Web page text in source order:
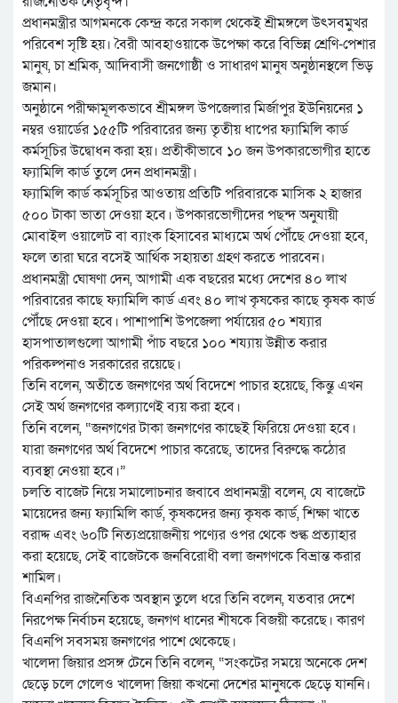
প্রধানমন্ত্রীর আগমনকে কেন্দ্র করে সকাল থেকেই শ্রীমঙ্গলে উৎসবমুখর
পরিবেশ সৃষ্টি হয়। বৈরী আবহাওয়াকে উপেক্ষা করে বিভিন্ন শ্রেণি-পেশার
মানুষ, চা শ্রমিক, আদিবাসী জনগোষ্ঠী ও সাধারণ মানুষ অনুষ্ঠানস্থলে ভিড়
জমান।
অনুষ্ঠানে পরীক্ষামূলকভাবে শ্রীমঙ্গল উপজেলার মির্জাপুর ইউনিয়নের ১
নম্বর ওয়ার্ডের ১৫৫টি পরিবারের জন্য তৃতীয় ধাপের ফ্যামিলি কার্ড
কর্মসূচির উদ্বোধন করা হয়। প্রতীকীভাবে ১০ জন উপকারভোগীর হাতে
ফ্যামিলি কার্ড তুলে দেন প্রধানমন্ত্রী।
ফ্যামিলি কার্ড কর্মসূচির আওতায় প্রতিটি পরিবারকে মাসিক ২ হাজার
৫০০ টাকা ভাতা দেওয়া হবে। উপকারভোগীদের পছন্দ অনুযায়ী
মোবাইল ওয়ালেট বা ব্যাংক হিসাবের মাধ্যমে অর্থ পৌঁছে দেওয়া হবে,
ফলে তারা ঘরে বসেই আর্থিক সহায়তা গ্রহণ করতে পারবেন।
প্রধানমন্ত্রী ঘোষণা দেন, আগামী এক বছরের মধ্যে দেশের ৪০ লাখ
পরিবারের কাছে ফ্যামিলি কার্ড এবং ৪০ লাখ কৃষকের কাছে কৃষক কার্ড
পৌঁছে দেওয়া হবে। পাশাপাশি উপজেলা পর্যায়ের ৫০ শয্যার
হাসপাতালগুলো আগামী পাঁচ বছরে ১০০ শয্যায় উন্নীত করার
পরিকল্পনাও সরকারের রয়েছে।
তিনি বলেন, অতীতে জনগণের অর্থ বিদেশে পাচার হয়েছে, কিন্তু এখন
সেই অর্থ জনগণের কল্যাণেই ব্যয় করা হবে।
তিনি বলেন, “জনগণের টাকা জনগণের কাছেই ফিরিয়ে দেওয়া হবে।
যারা জনগণের অর্থ বিদেশে পাচার করেছে, তাদের বিরুদ্ধে কঠোর
ব্যবস্থা নেওয়া হবে।”
চলতি বাজেট নিয়ে সমালোচনার জবাবে প্রধানমন্ত্রী বলেন, যে বাজেটে
মায়েদের জন্য ফ্যামিলি কার্ড, কৃষকদের জন্য কৃষক কার্ড, শিক্ষা খাতে
বরাদ্দ এবং ৬০টি নিত্যপ্রয়োজনীয় পণ্যের ওপর থেকে শুল্ক প্রত্যাহার
করা হয়েছে, সেই বাজেটকে জনবিরোধী বলা জনগণকে বিভ্রান্ত করার
শামিল।
বিএনপির রাজনৈতিক অবস্থান তুলে ধরে তিনি বলেন, যতবার দেশে
নিরপেক্ষ নির্বাচন হয়েছে, জনগণ ধানের শীষকে বিজয়ী করেছে। কারণ
বিএনপি সবসময় জনগণের পাশে থেকেছে।
খালেদা জিয়ার প্রসঙ্গ টেনে তিনি বলেন, “সংকটের সময়ে অনেকে দেশ
ছেড়ে চলে গেলেও খালেদা জিয়া কখনো দেশের মানুষকে ছেড়ে যাননি।